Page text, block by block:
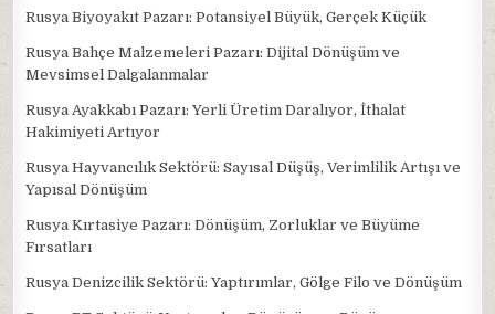
Rusya Biyoyakıt Pazarı: Potansiyel Büyük, Gerçek Küçük
Rusya Bahçe Malzemeleri Pazarı: Dijital Dönüşüm ve
Mevsimsel Dalgalanmalar
Rusya Ayakkabı Pazarı: Yerli Üretim Daralıyor, İthalat
Hakimiyeti Artıyor
Rusya Hayvancılık Sektörü: Sayısal Düşüş, Verimlilik Artışı ve
Yapısal Dönüşüm
Rusya Kırtasiye Pazarı: Dönüşüm, Zorluklar ve Büyüme
Fırsatları
Rusya Denizcilik Sektörü: Yaptırımlar, Gölge Filo ve Dönüşüm